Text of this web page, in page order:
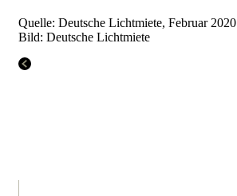
Quelle: Deutsche Lichtmiete, Februar 2020
Bild: Deutsche Lichtmiete